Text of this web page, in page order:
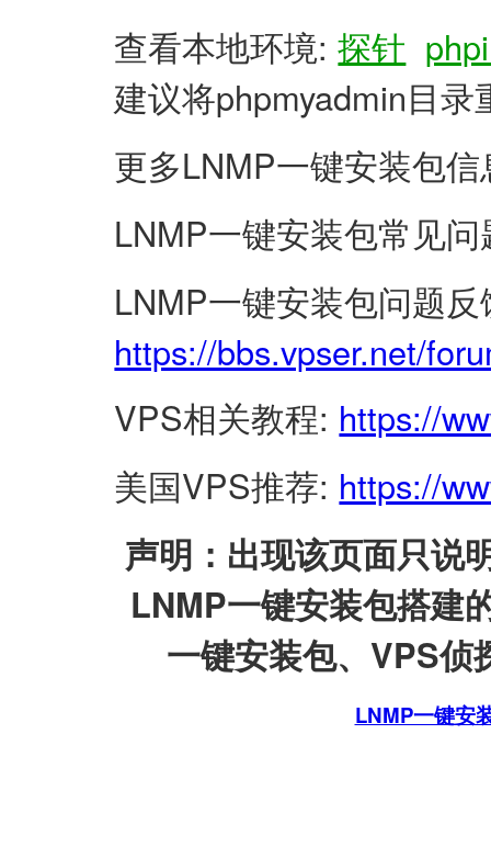
查看本地环境:探针
建议将phpmyadmin目
更多LNMP一键安装包
LNMP一键安装包常见
LNMP一键安装包问题
https://bbs.vpser.net/
VPS相关教程: https://
美国VPS推荐: https://
声明：出现该页面只说
LNMP一键安装包搭建
一键安装包、VPS
LNMP一键安